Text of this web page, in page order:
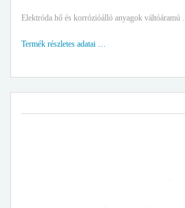
Elektróda hő és korrózióálló anyagok váltóáramú ...
Termék részletes adatai …